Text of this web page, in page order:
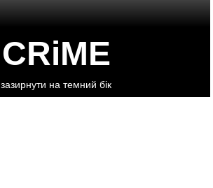
CRiME
зазирнути на темний бік